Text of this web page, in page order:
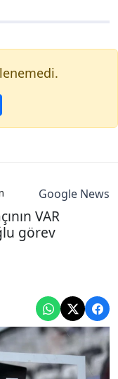
maçının VAR
Google News
VAR
görev